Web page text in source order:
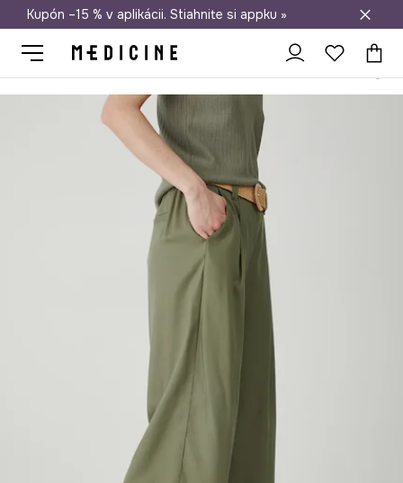
Doprava zadarmo od 50 €
Kupón –15 % v aplikácii. Stiahnite si appku »